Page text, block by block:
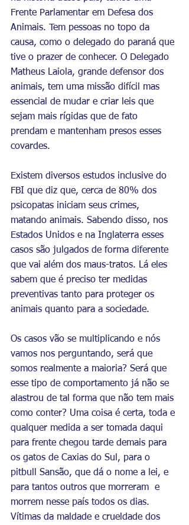
Frente Parlamentar em Defesa dos
Animais. Tem pessoas no topo da
causa, como o delegado do paraná que
tive o prazer de conhecer. O Delegado
Matheus Laiola, grande defensor dos
animais, tem uma missão difícil mas
essencial de mudar e criar leis que
sejam mais rígidas que de fato
prendam e mantenham presos esses
covardes.
Existem diversos estudos inclusive do
FBI que diz que, cerca de 80% dos
psicopatas iniciam seus crimes,
matando animais. Sabendo disso, nos
Estados Unidos e na Inglaterra esses
casos são julgados de forma diferente
que vai além dos maus-tratos. Lá eles
sabem que é preciso ter medidas
preventivas tanto para proteger os
animais quanto para a sociedade.
Os casos vão se multiplicando e nós
vamos nos perguntando, será que
somos realmente a maioria? Será que
esse tipo de comportamento já não se
alastrou de tal forma que não tem mais
como conter? Uma coisa é certa, toda e
qualquer medida a ser tomada daqui
para frente chegou tarde demais para
os gatos de Caxias do Sul, para o
pitbull Sansão, que dá o nome a lei, e
para tantos outros que morreram  e
morrem nesse país todos os dias.
Vítimas da maldade e crueldade dos